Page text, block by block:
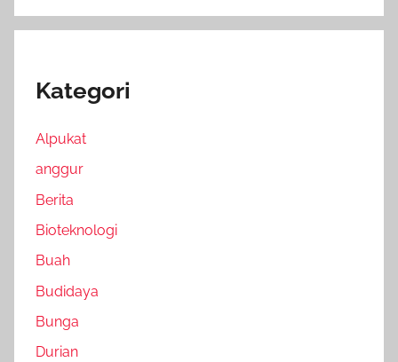
Kategori
Alpukat
anggur
Berita
Bioteknologi
Buah
Budidaya
Bunga
Durian